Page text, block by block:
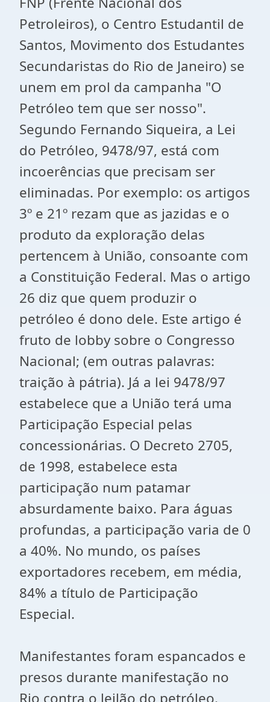
Petroleiros), o Centro Estudantil de
Santos, Movimento dos Estudantes
Secundaristas do Rio de Janeiro) se
unem em prol da campanha "O
Petróleo tem que ser nosso".
Segundo Fernando Siqueira, a Lei
do Petróleo, 9478/97, está com
incoerências que precisam ser
eliminadas. Por exemplo: os artigos
3º e 21º rezam que as jazidas e o
produto da exploração delas
pertencem à União, consoante com
a Constituição Federal. Mas o artigo
26 diz que quem produzir o
petróleo é dono dele. Este artigo é
fruto de lobby sobre o Congresso
Nacional; (em outras palavras:
traição à pátria). Já a lei 9478/97
estabelece que a União terá uma
Participação Especial pelas
concessionárias. O Decreto 2705,
de 1998, estabelece esta
participação num patamar
absurdamente baixo. Para águas
profundas, a participação varia de 0
a 40%. No mundo, os países
exportadores recebem, em média,
84% a título de Participação
Especial.
Manifestantes foram espancados e
presos durante manifestação no
Rio contra o leilão do petróleo.